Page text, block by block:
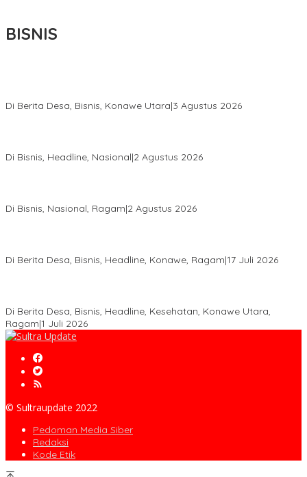
BISNIS
Di Berita Desa, Bisnis, Konawe Utara|3 Agustus 2026
Di Bisnis, Headline, Nasional|2 Agustus 2026
Di Bisnis, Nasional, Ragam|2 Agustus 2026
Di Berita Desa, Bisnis, Headline, Konawe, Ragam|17 Juli 2026
Di Berita Desa, Bisnis, Headline, Kesehatan, Konawe Utara,
Ragam|1 Juli 2026
© Sultraupdate 2022
Pedoman Media Siber
Redaksi
Kode Etik